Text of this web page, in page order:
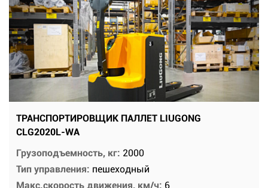
ТРАНСПОРТИРОВЩИК ПАЛЛЕТ LIUGONG
CLG2020L-WA
Грузоподъемность, кг: 2000
Тип управления: пешеходный
Макс.скорость движения, км/ч: 6